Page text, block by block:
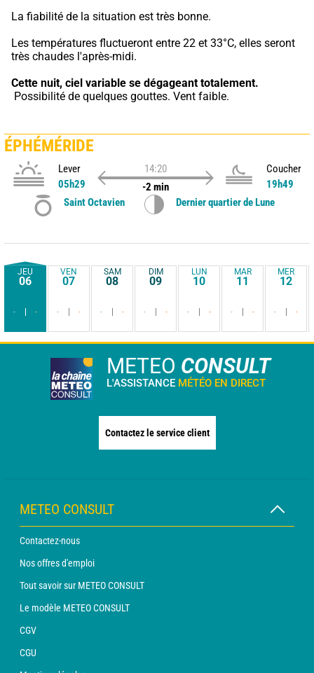
La fiabilité de la situation est très bonne.
Les températures fluctueront entre 22 et 33°C, elles seront
très chaudes l'après-midi.
Cette nuit, ciel variable se dégageant totalement.
Possibilité de quelques gouttes. Vent faible.
ÉPHÉMÉRIDE
Lever
05h29
14:20
-2 min
Coucher
19h49
Saint Octavien
Dernier quartier de Lune
JEU
06
- -
VEN
07
- -
SAM
08
- -
DIM
09
- -
LUN
10
- -
MAR
11
- -
MER
12
- -
METEO CONSULT
L'ASSISTANCE MÉTÉO EN DIRECT
Contactez le service client
METEO CONSULT
Contactez-nous
Nos offres d'emploi
Tout savoir sur METEO CONSULT
Le modèle METEO CONSULT
CGV
CGU